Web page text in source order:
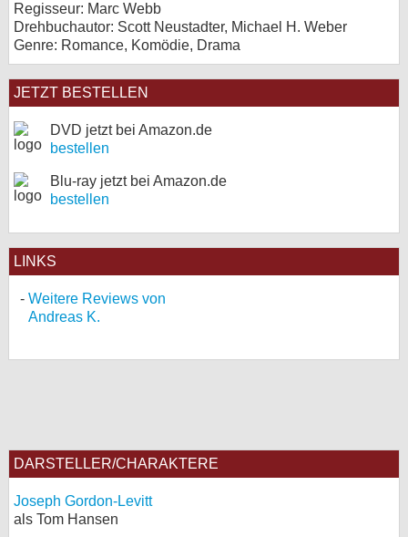
Regisseur: Marc Webb
Drehbuchautor: Scott Neustadter, Michael H. Weber
Genre: Romance, Komödie, Drama
JETZT BESTELLEN
DVD jetzt bei Amazon.de
bestellen
Blu-ray jetzt bei Amazon.de
bestellen
LINKS
Weitere Reviews von
Andreas K.
DARSTELLER/CHARAKTERE
Joseph Gordon-Levitt
als Tom Hansen